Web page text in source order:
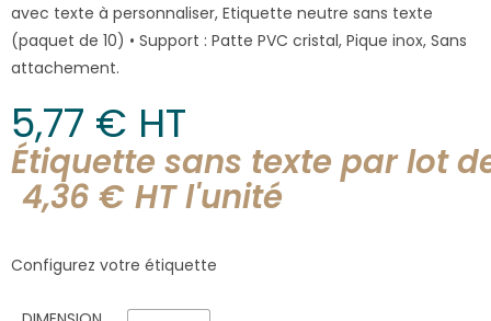
avec texte à personnaliser, Etiquette neutre sans texte
(paquet de 10) • Support : Patte PVC cristal, Pique inox, Sans
attachement.
5,77 € HT
Étiquette sans texte par lot
4,36 € HT l'unité
Configurez votre étiquette